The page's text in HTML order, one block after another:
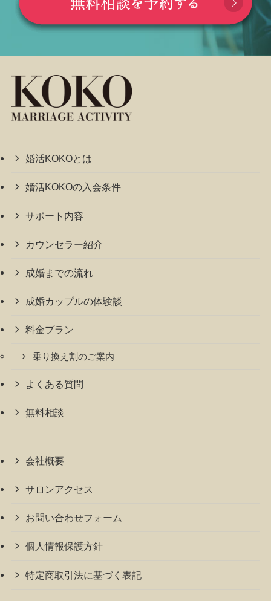
婚活KOKOとは
婚活KOKOの入会条件
サポート内容
カウンセラー紹介
成婚までの流れ
成婚カップルの体験談
料金プラン
乗り換え割のご案内
よくある質問
無料相談
会社概要
サロンアクセス
お問い合わせフォーム
個人情報保護方針
特定商取引法に基づく表記